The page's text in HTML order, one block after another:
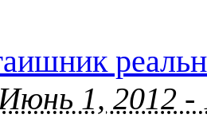
1, 2012 -